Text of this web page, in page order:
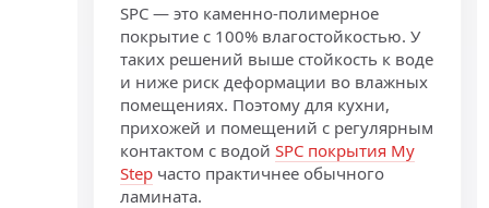
SPC — это каменно-полимерное
покрытие с 100% влагостойкостью. У
таких решений выше стойкость к воде
и ниже риск деформации во влажных
помещениях. Поэтому для кухни,
прихожей и помещений с регулярным
контактом с водойSPC покрытия My
Step часто практичнее обычного
ламината.